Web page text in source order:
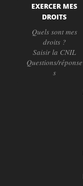
EXERCER MES
DROITS
Quels sont mes
droits ?
Saisir la CNIL
Questions/réponse
s